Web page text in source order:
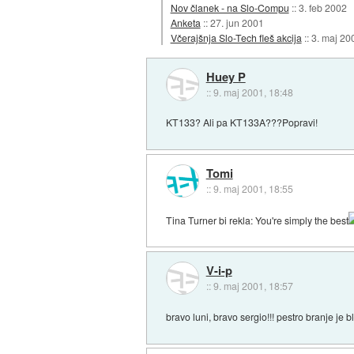
Nov članek - na Slo-Compu ::3. feb 2002
Anketa ::27. jun 2001
Včerajšnja Slo-Tech fleš akcija ::3. maj
Huey P
::9. maj 2001, 18:48
KT133? Ali pa KT133A???Popravi!
Tomi
::9. maj 2001, 18:55
Tina Turner bi rekla: You're simply the best
V-i-p
::9. maj 2001, 18:57
bravo luni, bravo sergio!!! pestro branje je